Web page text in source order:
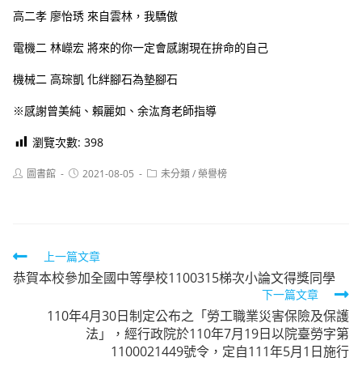
高二孝 廖怡琇 來自雲林，我驕傲
電機二 林嶸宏 將來的你一定會感謝現在拚命的自己
機械二 高琮凱 化絆腳石為墊腳石
※感謝曾美純、賴麗如、余汯育老師指導
瀏覽次數: 398
Post圖書館
Post2021-08-05
Post未分類/榮譽榜
Read
more
上一篇文章
恭賀本校參加全國中等學校1100315梯次小論文得獎同學
下一篇文章
110年4月30日制定公布之「勞工職業災害保險及保護
法」，經行政院於110年7月19日以院臺勞字第
1100021449號令，定自111年5月1日施行